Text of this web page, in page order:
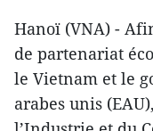
Hanoï (VNA) -
de partenariat
le Vietnam et le
arabes unis